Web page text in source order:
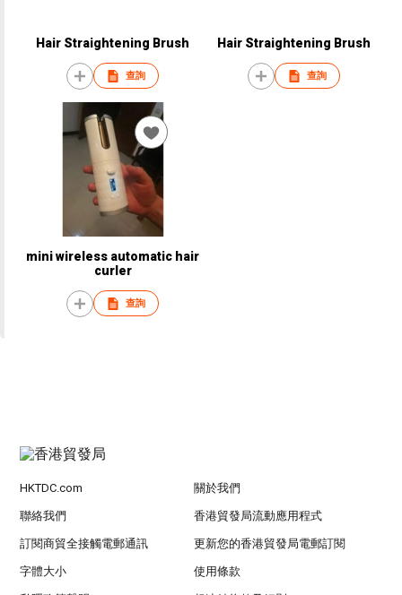
Hair Straightening Brush
查詢
Hair Straightening Brush
查詢
mini wireless automatic hair
curler
查詢
HKTDC.com 關於我們
聯絡我們 香港貿發局流動應用程式
訂閱商貿全接觸電郵通訊 更新您的香港貿發局電郵訂閱
字體大小 使用條款